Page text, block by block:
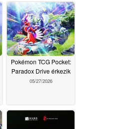
Pokémon TCG Pocket:
Paradox Drive érkezik
05/27/2026